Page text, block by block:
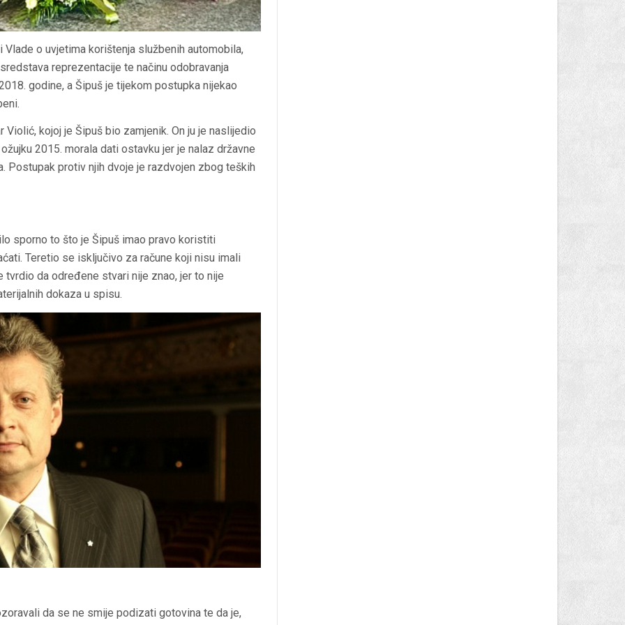
o uvjetima korištenja službenih automobila,
reprezentacije te načinu odobravanja
godine, a Šipuš je tijekom postupka nijekao
kojoj je Šipuš bio zamjenik. On ju je naslijedio
2015. morala dati ostavku jer je nalaz državne
protiv njih dvoje je razdvojen zbog teških
sporno to što je Šipuš imao pravo koristiti
Teretio se isključivo za račune koji nisu imali
tvrdio da određene stvari nije znao, jer to nije
dokaza u spisu.
da se ne smije podizati gotovina te da je,